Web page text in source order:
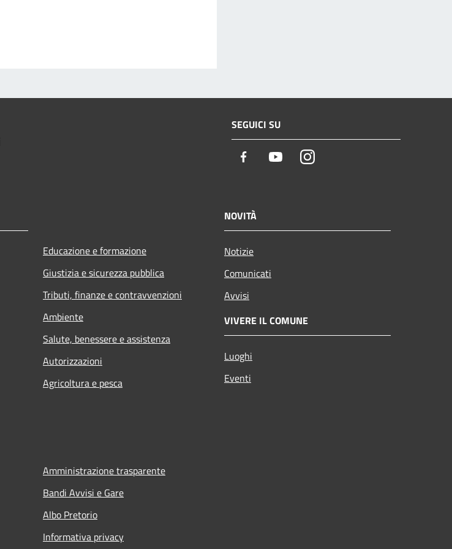
SEGUICI SU
Facebook YoutubeInstagram
Educazione e formazione
Giustizia e sicurezza pubblica
Tributi, finanze e contravvenzioni
Ambiente
Salute, benessere e assistenza
Autorizzazioni
Agricoltura e pesca
NOVITÀ
Notizie
Comunicati
Avvisi
VIVERE IL COMUNE
Luoghi
Eventi
Amministrazione trasparente
Bandi Avvisi e Gare
Albo Pretorio
Informativa privacy